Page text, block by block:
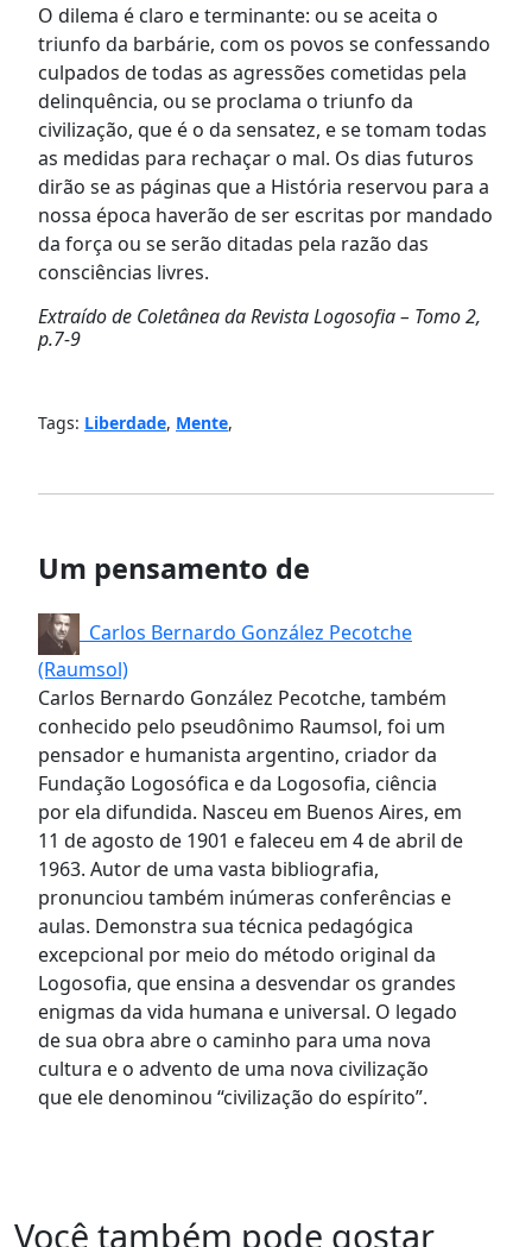
O dilema é claro e terminante: ou se aceita o
triunfo da barbárie, com os povos se confessando
culpados de todas as agressões cometidas pela
delinquência, ou se proclama o triunfo da
civilização, que é o da sensatez, e se tomam todas
as medidas para rechaçar o mal. Os dias futuros
dirão se as páginas que a História reservou para a
nossa época haverão de ser escritas por mandado
da força ou se serão ditadas pela razão das
consciências livres.
Extraído de Coletânea da Revista Logosofia – Tomo 2,
p.7-9
Tags: Liberdade, Mente,
Um pensamento de
Carlos Bernardo González Pecotche
(Raumsol)
Carlos Bernardo González Pecotche, também
conhecido pelo pseudônimo Raumsol, foi um
pensador e humanista argentino, criador da
Fundação Logosófica e da Logosofia, ciência
por ela difundida. Nasceu em Buenos Aires, em
11 de agosto de 1901 e faleceu em 4 de abril de
1963. Autor de uma vasta bibliografia,
pronunciou também inúmeras conferências e
aulas. Demonstra sua técnica pedagógica
excepcional por meio do método original da
Logosofia, que ensina a desvendar os grandes
enigmas da vida humana e universal. O legado
de sua obra abre o caminho para uma nova
cultura e o advento de uma nova civilização
que ele denominou “civilização do espírito”.
Você também pode gostar